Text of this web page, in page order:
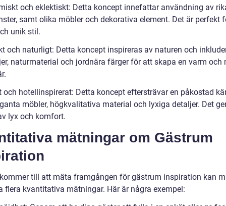
och eklektiskt: Detta koncept innefattar användning av
samt olika möbler och dekorativa element. Det är perfekt
unik stil.
och naturligt: Detta koncept inspireras av naturen och
naturmaterial och jordnära färger för att skapa en varm och
och hotellinspirerat: Detta koncept eftersträvar en påkostad
möbler, högkvalitativa material och lyxiga detaljer. Det
lyx och komfort.
mätningar om Gästrum
till att mäta framgången för gästrum inspiration kan
flera kvantitativa mätningar. Här är några exempel: